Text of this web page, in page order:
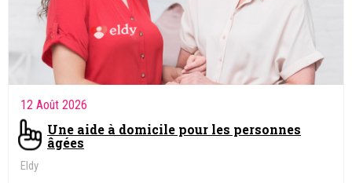
12 Août 2026
Une aide à domicile pour les personnes
âgées
Eldy